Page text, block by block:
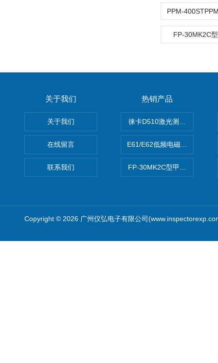
FP-30MK2C
关于我们
关于我们
在线留言
联系我们
热销产品
徕卡D510激光测距仪
E61/E62低频电磁场强度分析
FP-30MK2C型甲醛检测仪
Copyright © 2026 广州仪弘电子有限公司